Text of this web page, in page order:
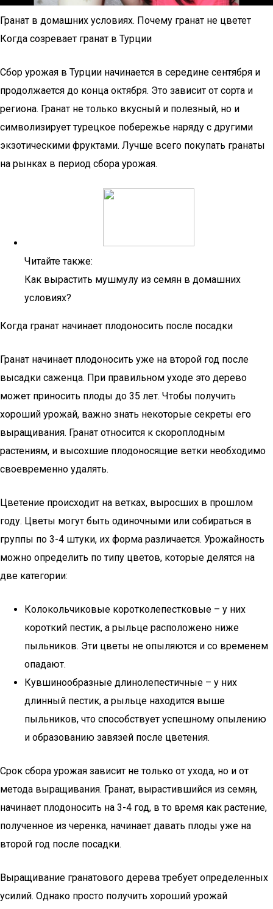
Гранат в домашних условиях. Почему гранат не цветет
Когда созревает гранат в Турции
Сбор урожая в Турции начинается в середине сентября и
продолжается до конца октября. Это зависит от сорта и
региона. Гранат не только вкусный и полезный, но и
символизирует турецкое побережье наряду с другими
экзотическими фруктами. Лучше всего покупать гранаты
на рынках в период сбора урожая.
Читайте также:
Как вырастить мушмулу из семян в домашних
условиях?
Когда гранат начинает плодоносить после посадки
Гранат начинает плодоносить уже на второй год после
высадки саженца. При правильном уходе это дерево
может приносить плоды до 35 лет. Чтобы получить
хороший урожай, важно знать некоторые секреты его
выращивания. Гранат относится к скороплодным
растениям, и высохшие плодоносящие ветки необходимо
своевременно удалять.
Цветение происходит на ветках, выросших в прошлом
году. Цветы могут быть одиночными или собираться в
группы по 3-4 штуки, их форма различается. Урожайность
можно определить по типу цветов, которые делятся на
две категории:
Колокольчиковые коротколепестковые – у них
короткий пестик, а рыльце расположено ниже
пыльников. Эти цветы не опыляются и со временем
опадают.
Кувшинообразные длинолепестичные – у них
длинный пестик, а рыльце находится выше
пыльников, что способствует успешному опылению
и образованию завязей после цветения.
Срок сбора урожая зависит не только от ухода, но и от
метода выращивания. Гранат, вырастившийся из семян,
начинает плодоносить на 3-4 год, в то время как растение,
полученное из черенка, начинает давать плоды уже на
второй год после посадки.
Выращивание гранатового дерева требует определенных
усилий. Однако просто получить хороший урожай